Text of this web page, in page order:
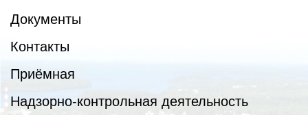
Документы
Контакты
Приёмная
Надзорно-контрольная деятельность